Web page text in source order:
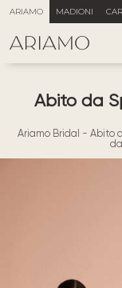
ARIAMO MADIONI
Abito da
Ariamo Bridal - Abito